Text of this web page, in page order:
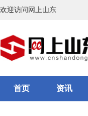
欢迎访问网上山东
首页 资讯